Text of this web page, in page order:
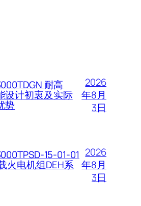
耐高
设计初衷及实际
势
2026
年8月
3日
15-01-01
火电机组DEH系
2026
年8月
3日